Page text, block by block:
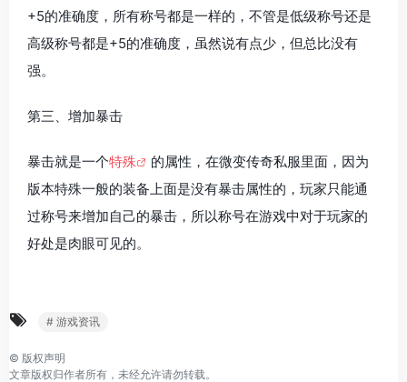
+5的准确度，所有称号都是一样的，不管是低级称号还是
高级称号都是+5的准确度，虽然说有点少，但总比没有
强。
第三、增加暴击
暴击就是一个特殊
的属性，在微变传奇私服里面，因为
版本特殊一般的装备上面是没有暴击属性的，玩家只能通
过称号来增加自己的暴击，所以称号在游戏中对于玩家的
好处是肉眼可见的。
# 游戏资讯
© 版权声明
文章版权归作者所有，未经允许请勿转载。